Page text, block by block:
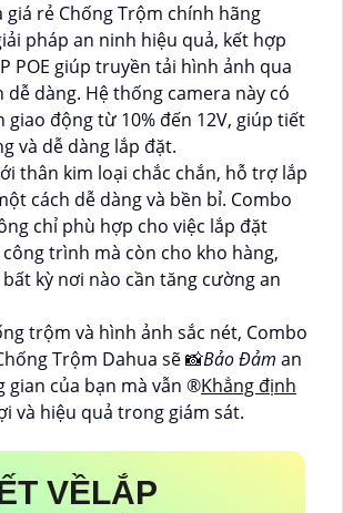
giá rẻ Chống Trộm chính hãng
pháp an ninh hiệu quả, kết hợp
POE giúp truyền tải hình ảnh qua
dễ dàng. Hệ thống camera này có
giao động từ 10% đến 12V, giúp tiết
và dễ dàng lắp đặt.
thân kim loại chắc chắn, hỗ trợ lắp
cách dễ dàng và bền bỉ. Combo
chỉ phù hợp cho việc lắp đặt
trình mà còn cho kho hàng,
kỳ nơi nào cần tăng cường an
trộm và hình ảnh sắc nét, Combo
Trộm Dahua sẽ 📸Bảo Đảm an
gian của bạn mà vẫn ®️Khẳng định
và hiệu quả trong giám sát.
VỀLẮP